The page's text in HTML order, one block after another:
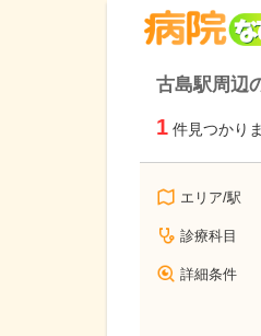
古島駅周辺
1 件見つかり
エリア/駅
診療科目
詳細条件